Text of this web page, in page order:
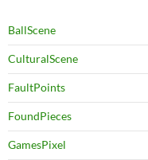
BallScene
CulturalScene
FaultPoints
FoundPieces
GamesPixel